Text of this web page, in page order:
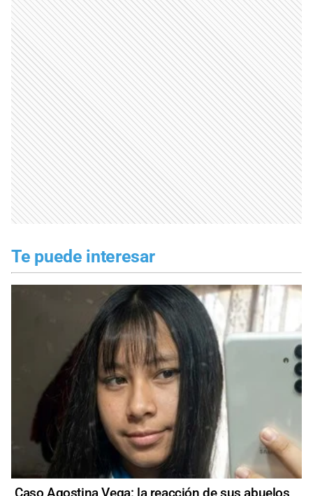
Te puede interesar